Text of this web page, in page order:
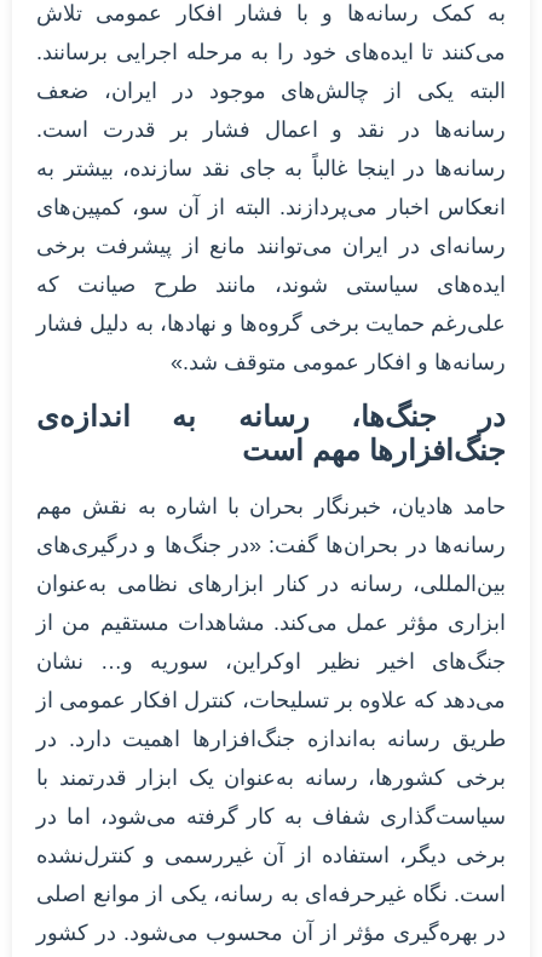
به کمک رسانه‌ها و با فشار افکار عمومی تلاش
می‌کنند تا ایده‌های خود را به مرحله اجرایی برسانند.
البته یکی از چالش‌های موجود در ایران، ضعف
رسانه‌ها در نقد و اعمال فشار بر قدرت است.
رسانه‌ها در اینجا غالباً به جای نقد سازنده، بیشتر به
انعکاس اخبار می‌پردازند. البته از آن سو، کمپین‌های
رسانه‌ای در ایران می‌توانند مانع از پیشرفت برخی
ایده‌های سیاستی شوند، مانند طرح صیانت که
علی‌رغم حمایت برخی گروه‌ها و نهادها، به دلیل فشار
رسانه‌ها و افکار عمومی متوقف شد.»
در جنگ‌ها، رسانه به اندازه‌ی
جنگ‌افزارها مهم‌ است
حامد هادیان، خبرنگار بحران با اشاره به نقش مهم
رسانه‌ها در بحران‌ها گفت: «در جنگ‌ها و درگیری‌های
بین‌المللی، رسانه در کنار ابزارهای نظامی به‌عنوان
ابزاری مؤثر عمل می‌کند. مشاهدات مستقیم من از
جنگ‌های اخیر نظیر اوکراین، سوریه و… نشان
می‌دهد که علاوه بر تسلیحات، کنترل افکار عمومی از
طریق رسانه به‌اندازه جنگ‌افزارها اهمیت دارد. در
برخی کشورها، رسانه به‌عنوان یک ابزار قدرتمند با
سیاست‌گذاری شفاف به کار گرفته می‌شود، اما در
برخی دیگر، استفاده از آن غیررسمی و کنترل‌نشده
است. نگاه غیرحرفه‌ای به رسانه، یکی از موانع اصلی
در بهره‌گیری مؤثر از آن محسوب می‌شود. در کشور